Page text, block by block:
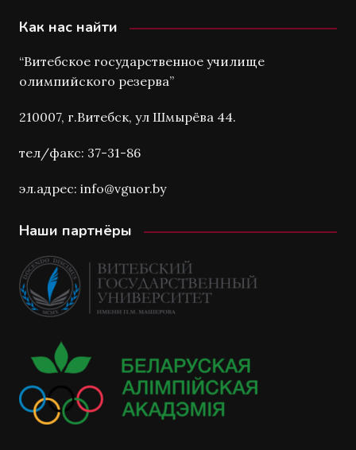
Как нас найти
“Витебское государственное училище
олимпийского резерва”
210007, г.Витебск, ул Шмырёва 44.
тел/факс: 37-31-86
эл.адрес: info@vguor.by
Наши партнёры